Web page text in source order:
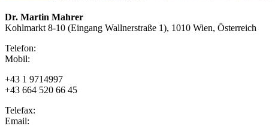
Dr. Martin Mahrer
Kohlmarkt 8-10 (Eingang Wallnerstraße 1), 1010 Wien, Österreich
Telefon:
Mobil:
+43 1 9714997
+43 664 520 66 45
Telefax:
Email: